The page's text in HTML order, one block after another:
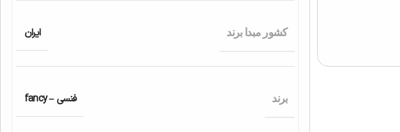
کشور مبدا برند ایران
برند فنسی – fancy